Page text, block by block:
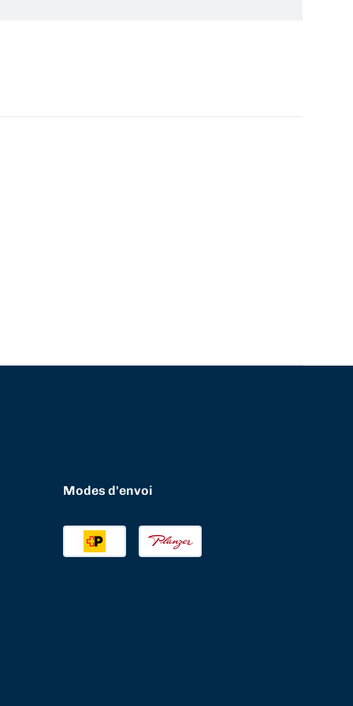
Modes d'envoi